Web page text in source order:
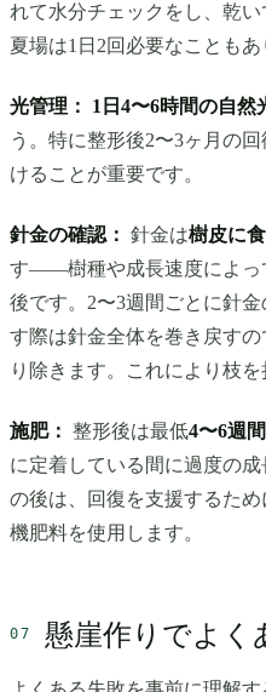
れて水分チェックをし、乾い
夏場は1日2回必要なこともあ
光管理： 1日4〜6時間の自然
う。特に整形後2〜3ヶ月の
けることが重要です。
針金の確認： 針金は樹皮に
す——樹種や成長速度によっ
後です。2〜3週間ごとに針
す際は針金全体を巻き戻す
り除きます。これにより枝
施肥： 整形後は最低4〜6週間
に定着している間に過度の
の後は、回復を支援するた
機肥料を使用します。
懸崖作りでよく